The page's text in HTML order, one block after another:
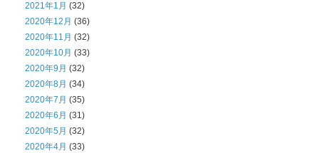
2021年1月 (32)
2020年12月 (36)
2020年11月 (32)
2020年10月 (33)
2020年9月 (32)
2020年8月 (34)
2020年7月 (35)
2020年6月 (31)
2020年5月 (32)
2020年4月 (33)